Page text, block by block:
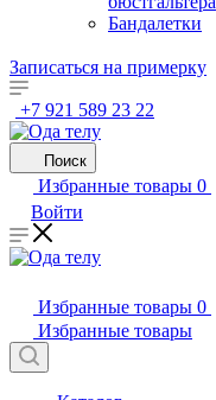
Бандалетки
Записаться на примерку
+7 921 589 23 22
Поиск
Избранные товары 0
Войти
Избранные товары 0
Избранные товары